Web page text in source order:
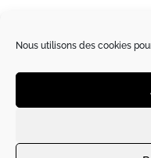
Nous utilisons des cookies
Site créé et